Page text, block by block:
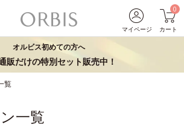
マイページ
0
カート
オルビス初めての方へ
販だけの特別セット販売中！
覧
一覧